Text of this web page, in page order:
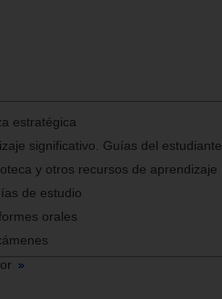
estratégica
significativo. Guías del estudiante.
y otros recursos de aprendizaje
de estudio
orales